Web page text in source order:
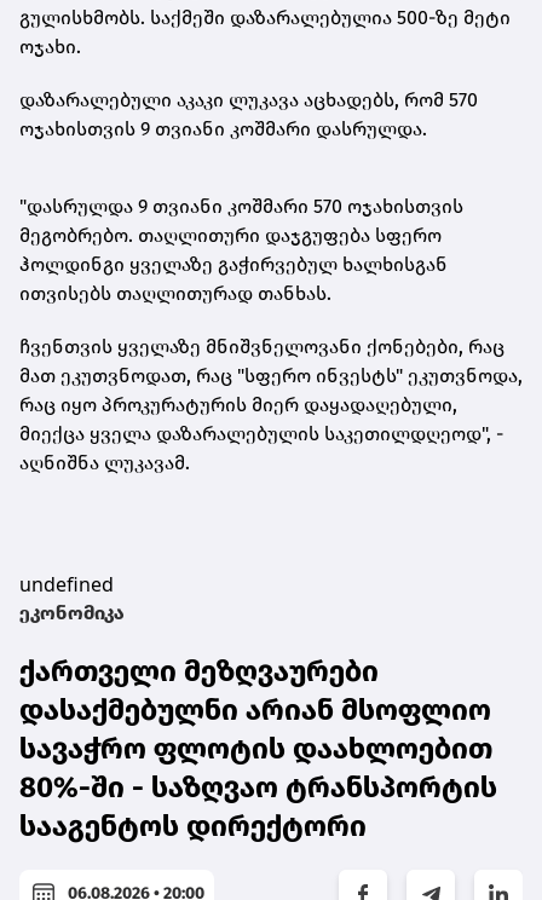
გულისხმობს. საქმეში დაზარალებულია 500-ზე მეტი
ოჯახი.
დაზარალებული აკაკი ლუკავა აცხადებს, რომ 570
ოჯახისთვის 9 თვიანი კოშმარი დასრულდა.
"დასრულდა 9 თვიანი კოშმარი 570 ოჯახისთვის
მეგობრებო. თაღლითური დაჯგუფება სფერო
ჰოლდინგი ყველაზე გაჭირვებულ ხალხისგან
ითვისებს თაღლითურად თანხას.
ჩვენთვის ყველაზე მნიშვნელოვანი ქონებები, რაც
მათ ეკუთვნოდათ, რაც "სფერო ინვესტს" ეკუთვნოდა,
რაც იყო პროკურატურის მიერ დაყადაღებული,
მიექცა ყველა დაზარალებულის საკეთილდღეოდ", -
აღნიშნა ლუკავამ.
undefined
ეკონომიკა
ქართველი მეზღვაურები
დასაქმებულნი არიან მსოფლიო
სავაჭრო ფლოტის დაახლოებით
80%-ში - საზღვაო ტრანსპორტის
სააგენტოს დირექტორი
06.08.2026 • 20:00